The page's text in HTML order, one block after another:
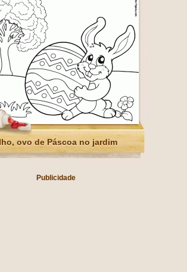
ovo de Páscoa no jardim
Publicidade